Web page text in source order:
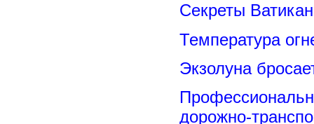
Секреты
Температура
Экзолуна
дорожно-